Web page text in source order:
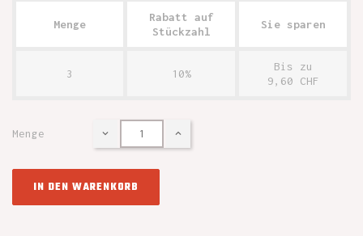
Menge
Rabatt auf
Stückzahl
Sie sparen
3 10%
Bis zu
9,60 CHF
Menge
IN DEN WARENKORB